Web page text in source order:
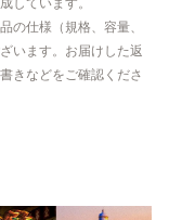
しています。
の仕様（規格、容量、
います。お届けした返
きなどをご確認くださ